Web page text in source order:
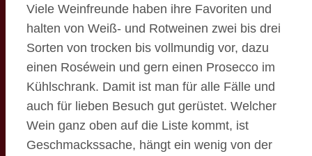
Viele Weinfreunde haben ihre Favoriten und
halten von Weiß- und Rotweinen zwei bis drei
Sorten von trocken bis vollmundig vor, dazu
einen Roséwein und gern einen Prosecco im
Kühlschrank. Damit ist man für alle Fälle und
auch für lieben Besuch gut gerüstet. Welcher
Wein ganz oben auf die Liste kommt, ist
Geschmackssache, hängt ein wenig von der